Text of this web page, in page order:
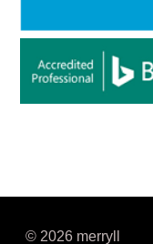
© 2026 merryll